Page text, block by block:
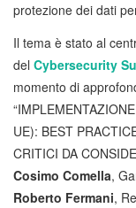
protezione dei dati
Il tema è stato al
del Cybersecurity
momento di
UE): BEST
CRITICI DA
Cosimo Comella,
Roberto Fermani,